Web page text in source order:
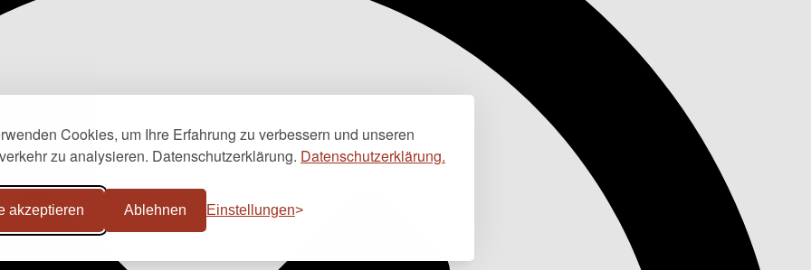
Cookies, um Ihre Erfahrung zu verbessern und unseren
zu analysieren. Datenschutzerklärung. Datenschutzerklärung.
akzeptieren Ablehnen Einstellungen